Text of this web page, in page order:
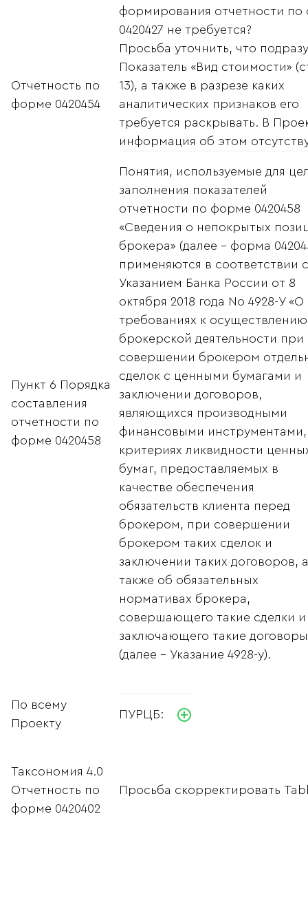
формирования отчетности
0420427 не требуется?
Отчетность по
форме 0420454
Просьба уточнить, что
Показатель «Вид стоимости»
13), а также в разрезе каких
аналитических признаков его
требуется раскрывать. В
информация об этом
Пункт 6 Порядка
составления
отчетности по
форме 0420458
Понятия, используемые для
заполнения показателей
отчетности по форме 0420458
«Сведения о непокрытых
брокера» (далее - форма
применяются в соответствии с
Указанием Банка России от 8
октября 2018 года No 4928-У «О
требованиях к осуществлению
брокерской деятельности при
совершении брокером
сделок с ценными бумагами и
заключении договоров,
являющихся производными
финансовыми инструментами,
критериях ликвидности
бумаг, предоставляемых в
качестве обеспечения
обязательств клиента перед
брокером, при совершении
брокером таких сделок и
заключении таких договоров, а
также об обязательных
нормативах брокера,
совершающего такие сделки и
заключающего такие
(далее – Указание 4928-у).
По всему
Проекту
ПУРЦБ:
Таксономия 4.0
Отчетность по
форме 0420402
Просьба скорректировать